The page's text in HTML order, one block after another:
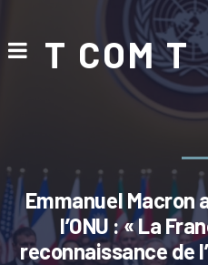
T COM T
Emmanuel Macron
l’ONU : « La
reconnaissance de